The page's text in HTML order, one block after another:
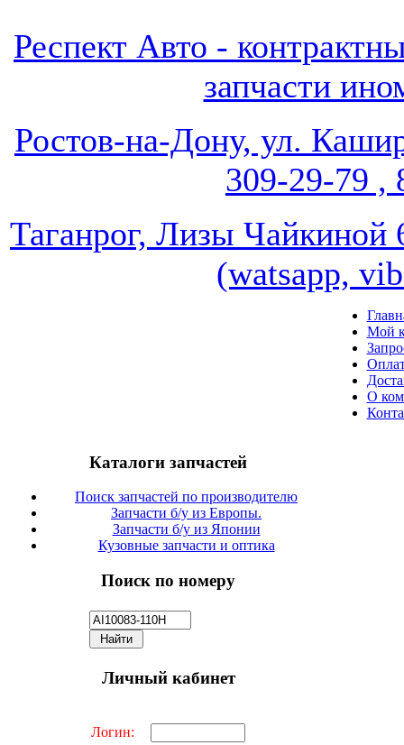
Респект Авто -
запчасти
Ростов-на-Дону, ул.
309-29-79 ,
Таганрог, Лизы
(watsapp,
Мой
О
Каталоги запчастей
Поиск запчастей по производителю
Запчасти б/у из Европы.
Запчасти б/у из Японии
Кузовные запчасти и оптика
Поиск по номеру
Личный кабинет
Логин: